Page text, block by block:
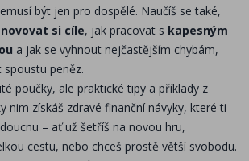
být jen pro dospělé. Naučíš se také,
si cíle, jak pracovat s kapesným
a jak se vyhnout nejčastějším chybám,
peněz.
poučky, ale praktické tipy a příklady z
nim získáš zdravé finanční návyky, které ti
– ať už šetříš na novou hru,
cestu, nebo chceš prostě větší svobodu.